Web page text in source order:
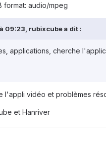
format: audio/mpeg
09:23, rubixcube a dit :
applications, cherche
l'appli vidéo et problèmes
et Hanriver